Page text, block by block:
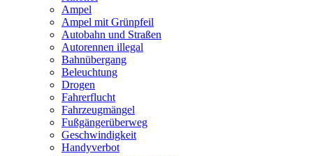
Ampel
Ampel mit Grünpfeil
Autobahn und Straßen
Autorennen illegal
Bahnübergang
Beleuchtung
Drogen
Fahrerflucht
Fahrzeugmängel
Fußgängerüberweg
Geschwindigkeit
Handyverbot